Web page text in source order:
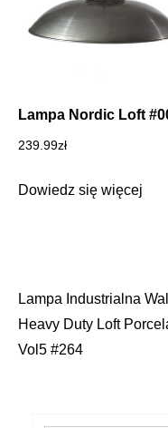
Lampa Nordic Loft
239.99zł
Dowiedz się więcej
Nawigacja
wpisu
Lampa Industrialna Wall
Heavy Duty Loft
Vol5 #264